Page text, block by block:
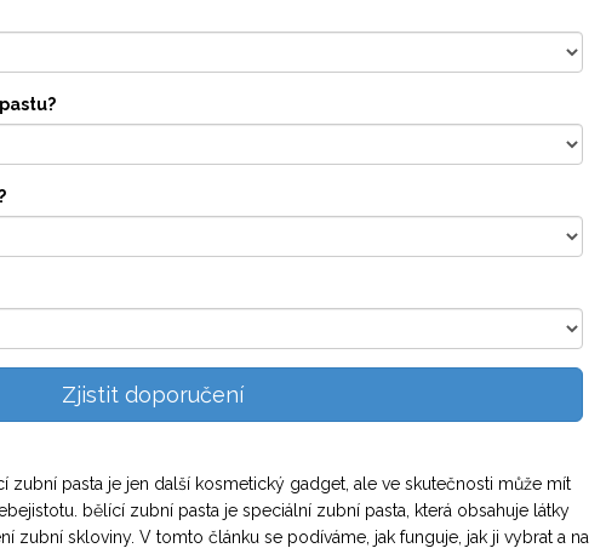
Zjistit doporučení
zubní pasta je jen další kosmetický gadget, ale ve skutečnosti může mít
bělící zubní pasta je speciální zubní pasta, která obsahuje látky
zubní skloviny. V tomto článku se podíváme, jak funguje, jak ji vybrat a na